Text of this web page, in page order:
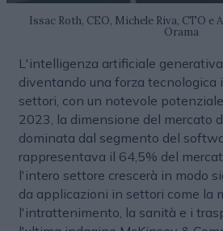
Issac Roth, CEO, Michele Riva, CTO e
Orama
L'intelligenza artificiale
diventando una forza
settori, con un notevole
2023, la dimensione del mercato
dominata dal segmento del
rappresentava il 64,5% del
l'intero settore crescerà in modo
da applicazioni in settori come la
l'intrattenimento, la sanità e i